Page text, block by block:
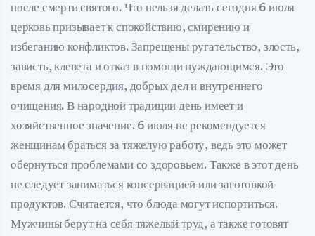
после смерти святого. Что нельзя делать сегодня 6 июля
церковь призывает к спокойствию, смирению и
избеганию конфликтов. Запрещены ругательство, злость,
зависть, клевета и отказ в помощи нуждающимся. Это
время для милосердия, добрых дел и внутреннего
очищения. В народной традиции день имеет и
хозяйственное значение. 6 июля не рекомендуется
женщинам браться за тяжелую работу, ведь это может
обернуться проблемами со здоровьем. Также в этот день
не следует заниматься консервацией или заготовкой
продуктов. Считается, что блюда могут испортиться.
Мужчины берут на себя тяжелый труд, а также готовят